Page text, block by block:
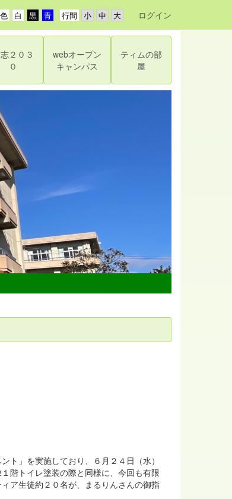
行間 ログイン
２０３
０
webオープン
キャンパス
ティムの部
屋
ト」を実施しており、６月２４日（水）
階トイレ塗装の際と同様に、今回も有限
ア生徒約２０名が、まるりんさんの御指